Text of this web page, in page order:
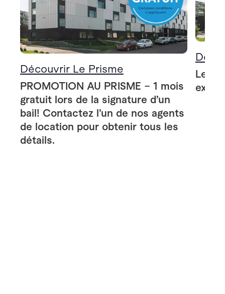
Découvrir Le Prisme
PROMOTION AU PRISME – 1 mois
gratuit lors de la signature d’un
bail! Contactez l’un de nos agents
de location pour obtenir tous les
détails.
Le